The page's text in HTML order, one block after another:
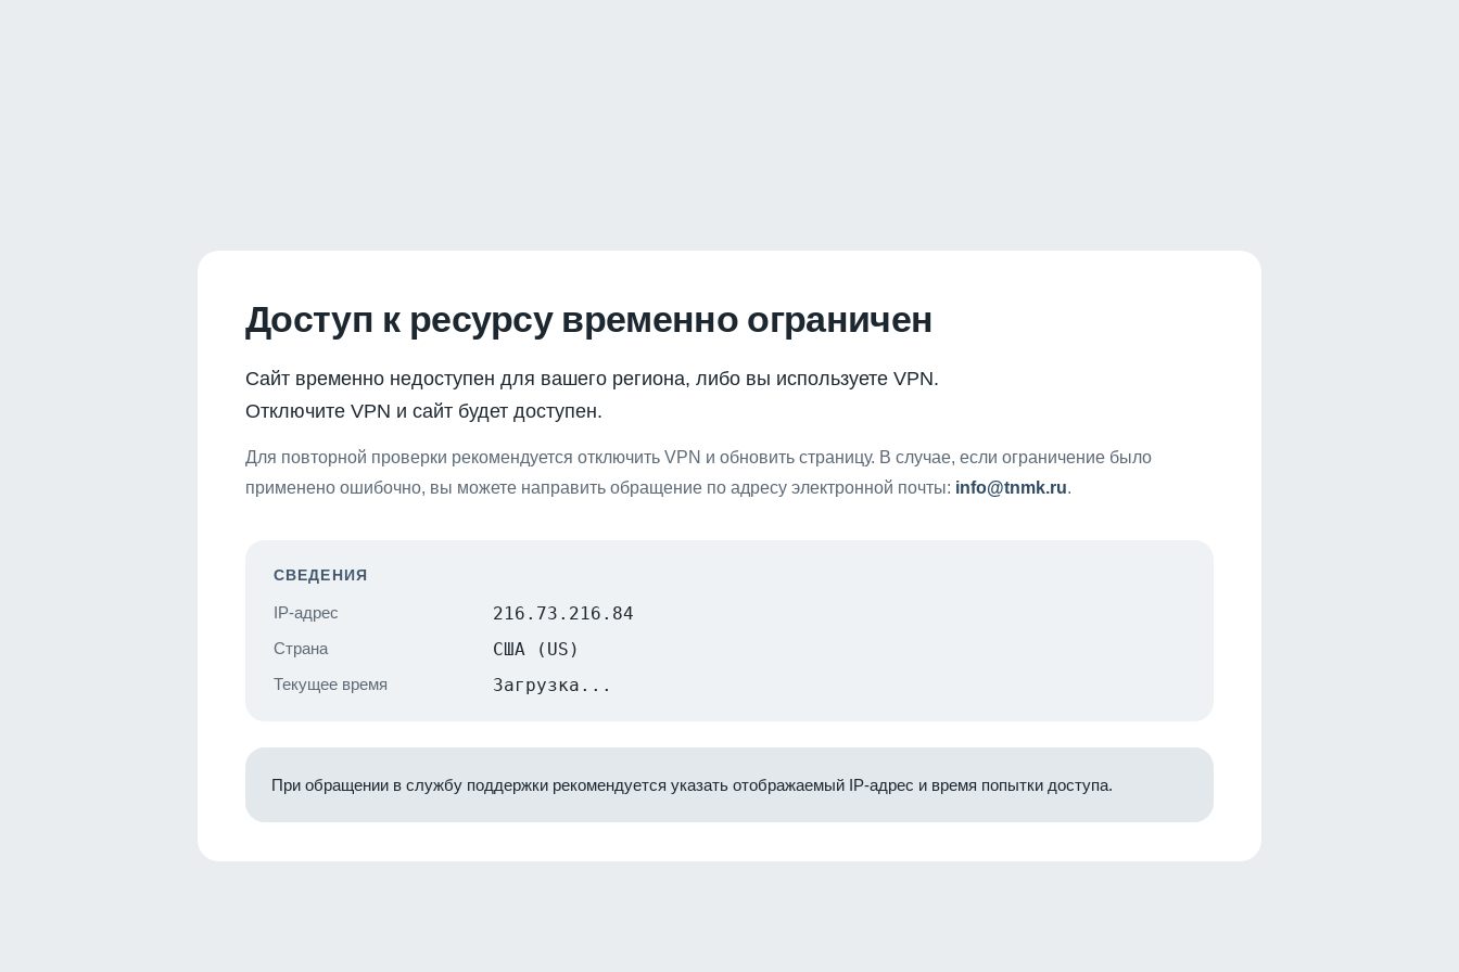
Доступ к ресурсу временно ограничен
Сайт временно недоступен для вашего региона, либо вы используете VPN.
Отключите VPN и сайт будет доступен.
Для повторной проверки рекомендуется отключить VPN и обновить страницу. В случае, если ограничение было
применено ошибочно, вы можете направить обращение по адресу электронной почты: info@tnmk.ru.
СВЕДЕНИЯ
IP-адрес 216.73.216.84
Страна США (US)
Текущее время Загрузка...
При обращении в службу поддержки рекомендуется указать отображаемый IP-адрес и время попытки доступа.